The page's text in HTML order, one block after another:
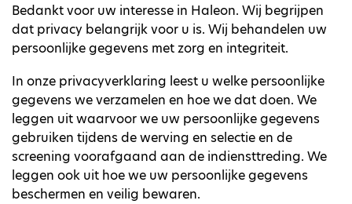
Bedankt voor uw interesse in Haleon. Wij begrijpen
dat privacy belangrijk voor u is. Wij behandelen uw
persoonlijke gegevens met zorg en integriteit.
In onze privacyverklaring leest u welke persoonlijke
gegevens we verzamelen en hoe we dat doen. We
leggen uit waarvoor we uw persoonlijke gegevens
gebruiken tijdens de werving en selectie en de
screening voorafgaand aan de indiensttreding. We
leggen ook uit hoe we uw persoonlijke gegevens
beschermen en veilig bewaren.